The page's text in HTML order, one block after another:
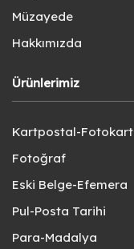
Müzayede
Hakkımızda
Ürünlerimiz
Kartpostal-Fotokart
Fotoğraf
Eski Belge-Efemera
Pul-Posta Tarihi
Para-Madalya